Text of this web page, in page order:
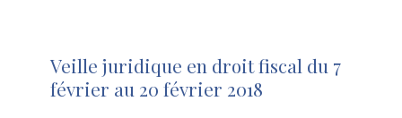
Veille juridique en droit fiscal du 7
février au 20 février 2018